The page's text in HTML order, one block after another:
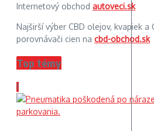
Internetový obchod autoveci.sk
Najširší výber CBD olejov, kvapiek a
porovnávači cien na cbd-obchod.sk
Top témy
1